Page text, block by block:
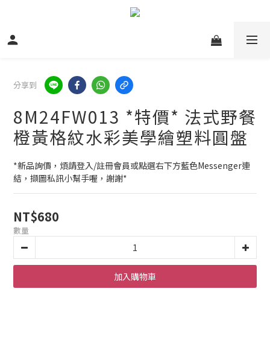
分享到
8M24FW013 *特價* 法式野餐
橙黃格紋水彩美學繪塑料圓盤
*新品詢價，煩請登入/註冊會員或點選右下方藍色Messenger連
結，擷圖私訊小幫手喔，謝謝*
NT$680
數量
加入購物車